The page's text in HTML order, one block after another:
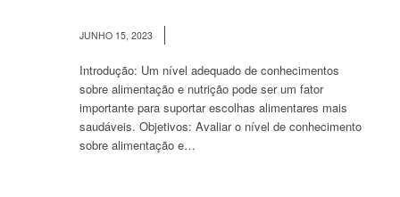
JUNHO 15, 2023
Introdução: Um nível adequado de conhecimentos
sobre alimentação e nutrição pode ser um fator
importante para suportar escolhas alimentares mais
saudáveis. Objetivos: Avaliar o nível de conhecimento
sobre alimentação e…